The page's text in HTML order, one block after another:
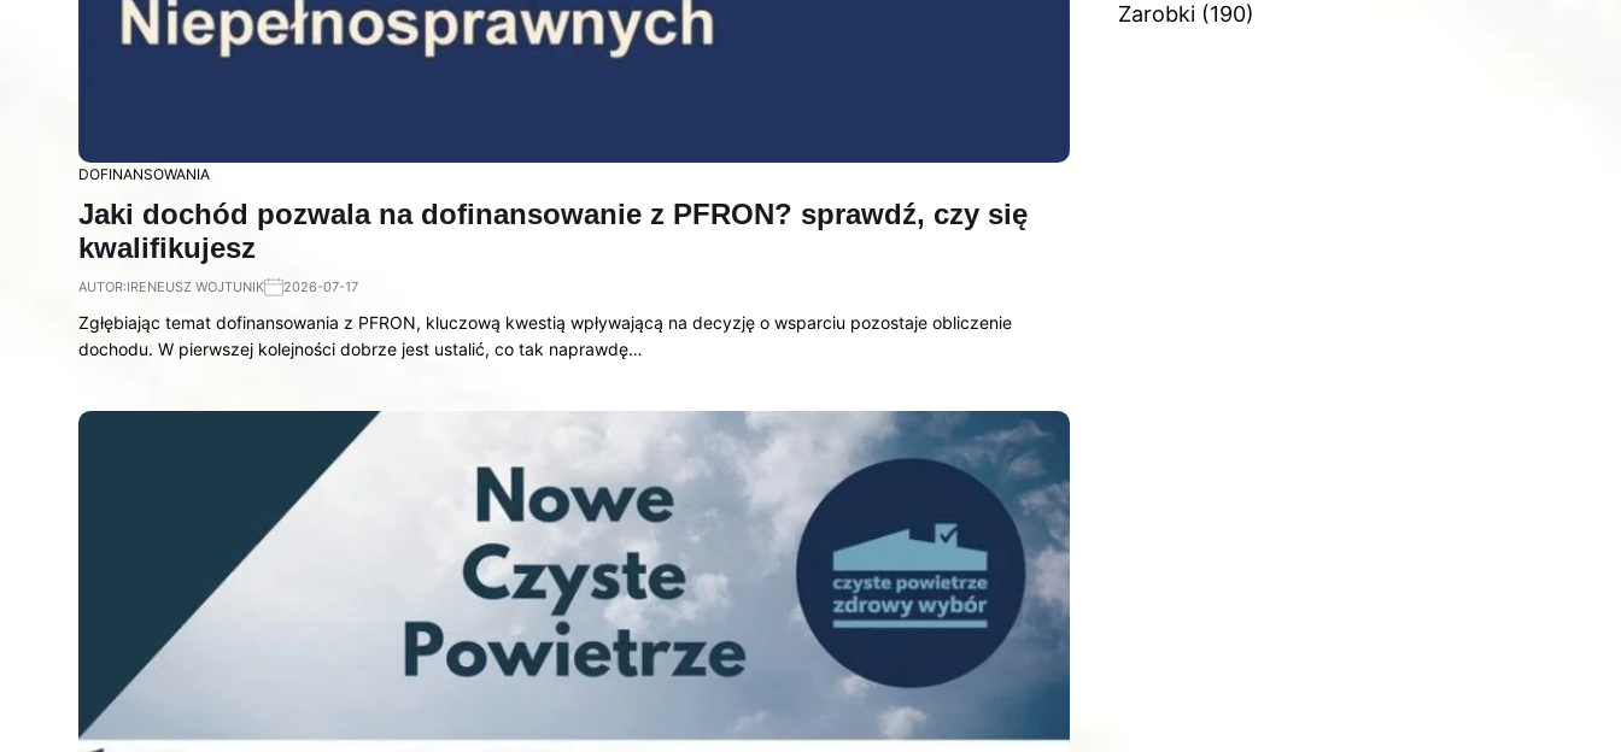
DOFINANSOWANIA
Jaki dochód pozwala na dofinansowanie z PFRON? sprawdź, czy się
kwalifikujesz
AUTOR:IRENEUSZ WOJTUNIK 2026-07-17
Zgłębiając temat dofinansowania z PFRON, kluczową kwestią wpływającą na decyzję o wsparciu pozostaje obliczenie
dochodu. W pierwszej kolejności dobrze jest ustalić, co tak naprawdę…
Zarobki(190)